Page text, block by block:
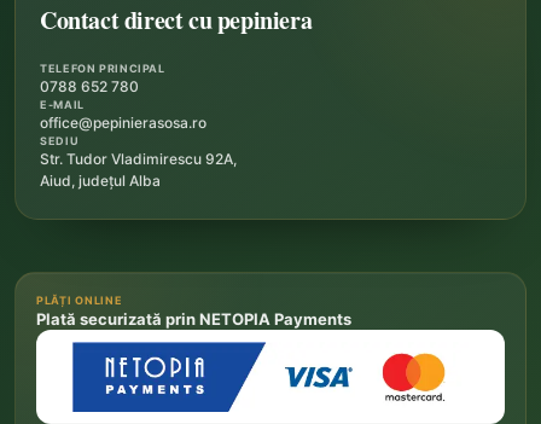
Contact direct cu pepiniera
TELEFON PRINCIPAL
0788 652 780
E-MAIL
office@pepinierasosa.ro
SEDIU
Str. Tudor Vladimirescu 92A,
Aiud, județul Alba
PLĂȚI ONLINE
Plată securizată prin NETOPIA Payments